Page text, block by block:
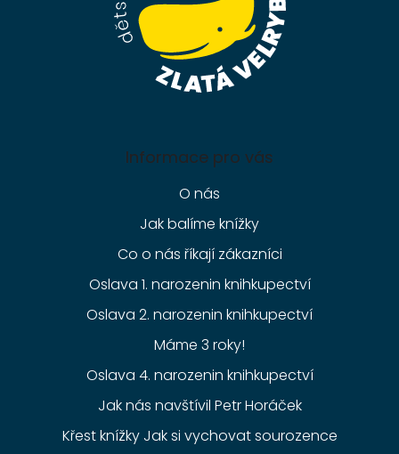
Informace pro vás
O nás
Jak balíme knížky
Co o nás říkají zákazníci
Oslava 1. narozenin knihkupectví
Oslava 2. narozenin knihkupectví
Máme 3 roky!
Oslava 4. narozenin knihkupectví
Jak nás navštívil Petr Horáček
Křest knížky Jak si vychovat sourozence